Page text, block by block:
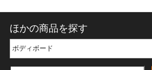
ほかの商品を探す